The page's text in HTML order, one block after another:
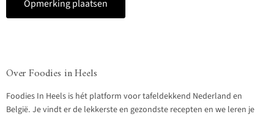
Opmerking plaatsen
Over Foodies in Heels
Foodies In Heels is hét platform voor tafeldekkend Nederland en
België. Je vindt er de lekkerste en gezondste recepten en we leren je